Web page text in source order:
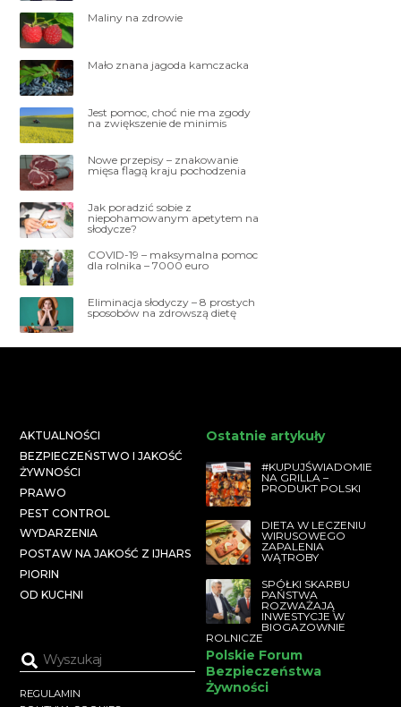
Maliny na zdrowie
Mało znana jagoda kamczacka
Jest pomoc, choć nie ma zgody
na zwiększenie de minimis
Nowe przepisy – znakowanie
mięsa flagą kraju pochodzenia
Jak poradzić sobie z
niepohamowanym apetytem na
słodycze?
COVID-19 – maksymalna pomoc
dla rolnika – 7000 euro
Eliminacja słodyczy – 8 prostych
sposobów na zdrowszą dietę
AKTUALNOŚCI
BEZPIECZEŃSTWO I JAKOŚĆ
ŻYWNOŚCI
PRAWO
PEST CONTROL
WYDARZENIA
POSTAW NA JAKOŚĆ Z IJHARS
PIORIN
OD KUCHNI
Ostatnie artykuły
#KUPUJŚWIADOMIE
NA GRILLA –
PRODUKT POLSKI
DIETA W LECZENIU
WIRUSOWEGO
ZAPALENIA
WĄTROBY
SPÓŁKI SKARBU
PAŃSTWA
ROZWAŻAJĄ
INWESTYCJE W
BIOGAZOWNIE
ROLNICZE
REGULAMIN
Polskie Forum
Bezpieczeństwa
Żywności